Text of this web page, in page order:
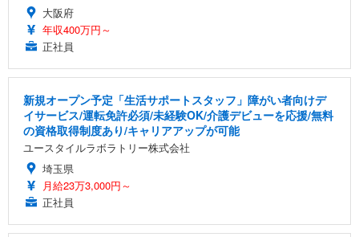
大阪府
年収400万円～
正社員
新規オープン予定「生活サポートスタッフ」障がい者向けデ
イサービス/運転免許必須/未経験OK/介護デビューを応援/無料
の資格取得制度あり/キャリアアップが可能
ユースタイルラボラトリー株式会社
埼玉県
月給23万3,000円～
正社員